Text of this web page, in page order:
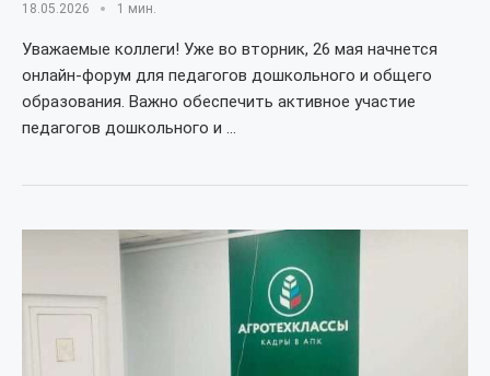
18.05.2026 1 мин.
Уважаемые коллеги! Уже во вторник, 26 мая начнется
онлайн-форум для педагогов дошкольного и общего
образования. Важно обеспечить активное участие
педагогов дошкольного и …